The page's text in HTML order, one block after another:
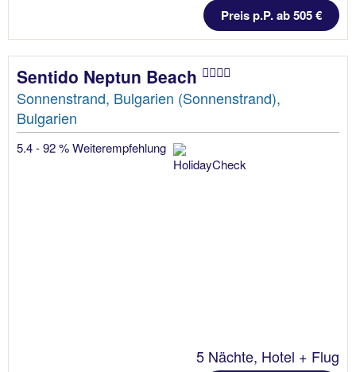
Preis p.P. ab 505 €
Sentido Neptun Beach
Sonnenstrand, Bulgarien (Sonnenstrand),
Bulgarien
5.4 - 92 % Weiterempfehlung
5 Nächte, Hotel + Flug